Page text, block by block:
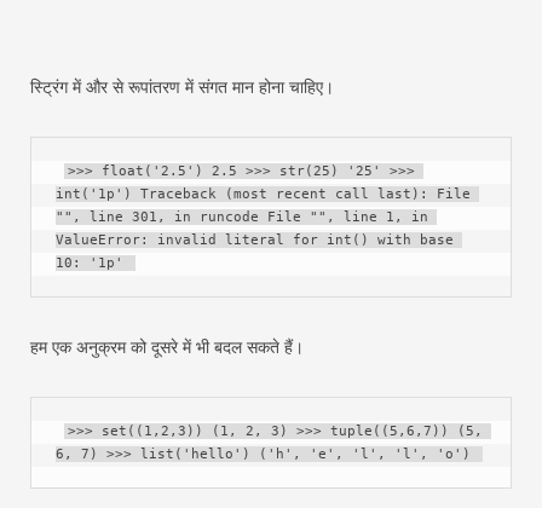
स्ट्रिंग में और से रूपांतरण में संगत मान होना चाहिए।
>>> float('2.5') 2.5 >>> str(25) '25' >>>
int('1p') Traceback (most recent call last): File
"", line 301, in runcode File "", line 1, in
ValueError: invalid literal for int() with base
10: '1p'
हम एक अनुक्रम को दूसरे में भी बदल सकते हैं।
>>> set((1,2,3)) (1, 2, 3) >>> tuple((5,6,7)) (5,
6, 7) >>> list('hello') ('h', 'e', 'l', 'l', 'o')